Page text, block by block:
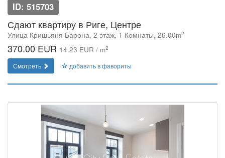
ID: 515703
Сдают квартиру в Риге, Центре
Улица Кришьяня Барона, 2 этаж, 1 Комнаты, 26.00m2
370.00 EUR 14.23 EUR / m2
Смотреть добавить в фавориты